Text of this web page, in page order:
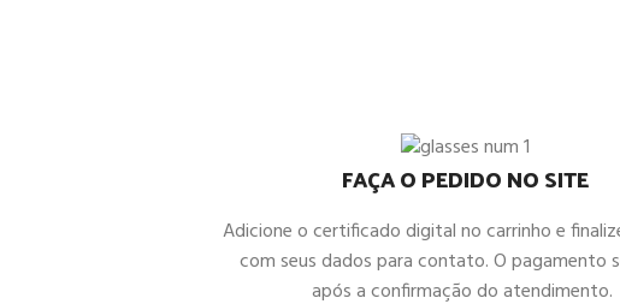
FAÇA O PEDIDO NO SITE
Adicione o certificado digital no carrinho e
com seus dados para contato. O pagamento
após a confirmação do atendimento.